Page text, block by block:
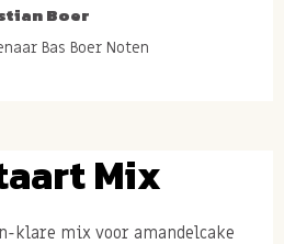
Boer
Bas Boer Noten
Mix
klare mix voor amandelcake